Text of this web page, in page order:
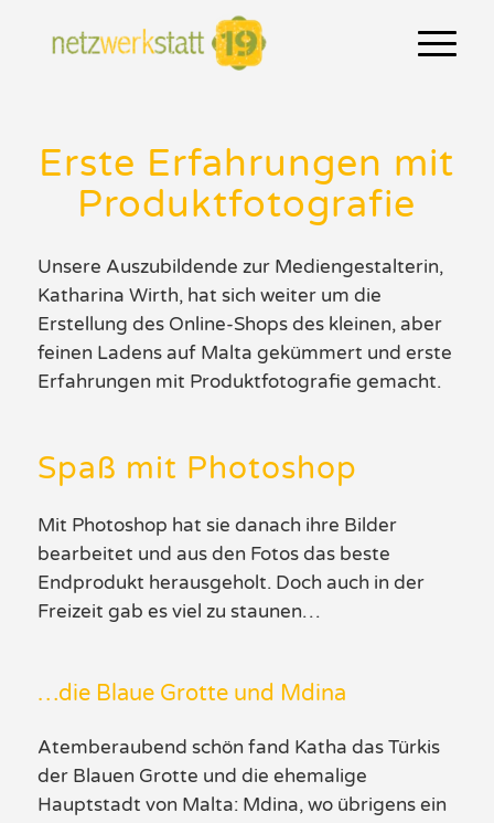
Erste Erfahrungen mit
Produktfotografie
Unsere Auszubildende zur Mediengestalterin,
Katharina Wirth, hat sich weiter um die
Erstellung des Online-Shops des kleinen, aber
feinen Ladens auf Malta gekümmert und erste
Erfahrungen mit Produktfotografie gemacht.
Spaß mit Photoshop
Mit Photoshop hat sie danach ihre Bilder
bearbeitet und aus den Fotos das beste
Endprodukt herausgeholt. Doch auch in der
Freizeit gab es viel zu staunen…
…die Blaue Grotte und Mdina
Atemberaubend schön fand Katha das Türkis
der Blauen Grotte und die ehemalige
Hauptstadt von Malta: Mdina, wo übrigens ein